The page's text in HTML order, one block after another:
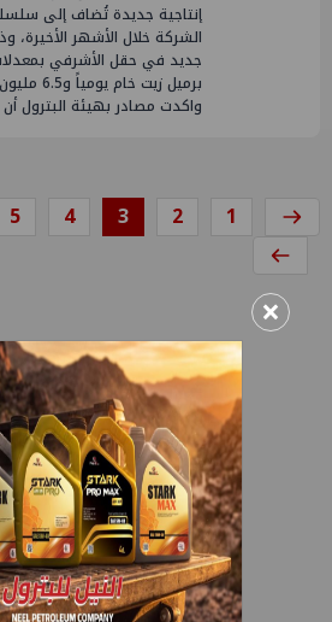
إنتاجية جديدة تُضاف إلى
الشركة خلال الأشهر
برميل
واكدت مصادر بهيئة البترول
1
2
3
4
5
×